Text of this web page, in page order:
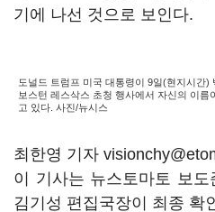
기에 나선 것으로 보인다.
도널드 트럼프 미국 대통령이 9일(현지시간
보스턴 레스삭스 초청 행사에서 자신의 이
고 있다. 사진/뉴시스
최한영 기자
이 기사는 뉴스토마토 보
김기성 편집국장이 최종 확